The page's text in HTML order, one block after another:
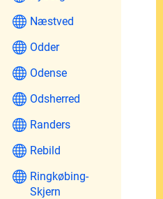
Næstved
Odder
Odense
Odsherred
Randers
Rebild
Ringkøbing-
Skjern